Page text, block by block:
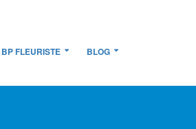
BP FLEURISTE BLOG